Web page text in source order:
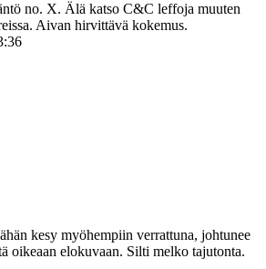
no. X. Älä katso C&C leffoja muuten
Aivan hirvittävä kokemus.
kesy myöhempiin verrattuna, johtunee
oikeaan elokuvaan. Silti melko tajutonta.